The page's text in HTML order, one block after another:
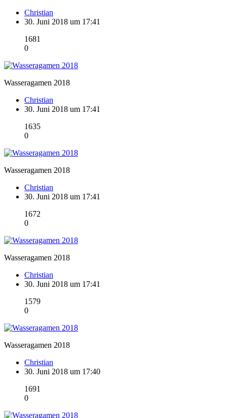
Christian
30. Juni 2018 um 17:41
1681
0
Wasseragamen 2018
Christian
30. Juni 2018 um 17:41
1635
0
Wasseragamen 2018
Christian
30. Juni 2018 um 17:41
1672
0
Wasseragamen 2018
Christian
30. Juni 2018 um 17:41
1579
0
Wasseragamen 2018
Christian
30. Juni 2018 um 17:40
1691
0